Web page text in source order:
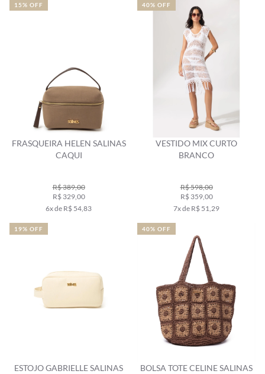
FRASQUEIRA HELEN SALINAS
CAQUI
R$ 389,00
R$ 329,00
6x de R$ 54,83
15% OFF
VESTIDO MIX CURTO
BRANCO
R$ 598,00
R$ 359,00
7x de R$ 51,29
40% OFF
ESTOJO GABRIELLE SALINAS
19% OFF
BOLSA TOTE CELINE SALINAS
40% OFF